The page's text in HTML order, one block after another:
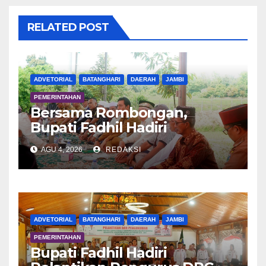
RELATED POST
ADVETORIAL BATANGHARI DAERAH JAMBI
PEMERINTAHAN
Bersama Rombongan,
Bupati Fadhil Hadiri
Syukuran Tanam Padi di
Terusan
AGU 4, 2026 REDAKSI
ADVETORIAL BATANGHARI DAERAH JAMBI
PEMERINTAHAN
Bupati Fadhil Hadiri